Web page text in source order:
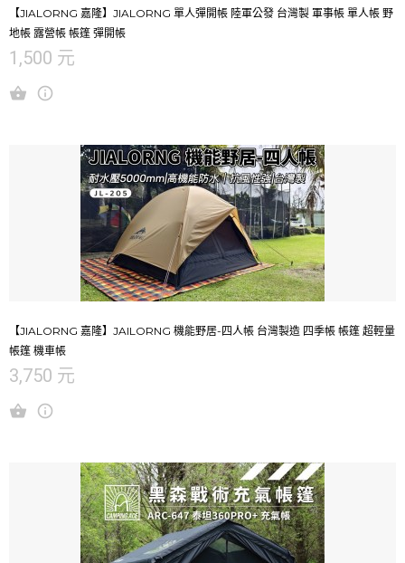
【JIALORNG 嘉隆】JIALORNG 單人彈開帳 陸軍公發 台灣製 軍事帳 單人帳 野
地帳 露營帳 帳篷 彈開帳
1,500 元
【JIALORNG 嘉隆】JAILORNG 機能野居-四人帳 台灣製造 四季帳 帳篷 超輕量
帳篷 機車帳
3,750 元